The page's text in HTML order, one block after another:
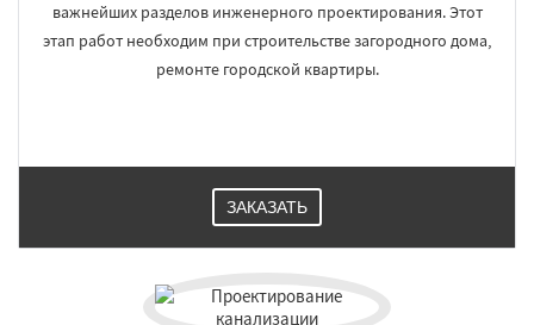
важнейших разделов инженерного проектирования. Этот
этап работ необходим при строительстве загородного дома,
ремонте городской квартиры.
ЗАКАЗАТЬ